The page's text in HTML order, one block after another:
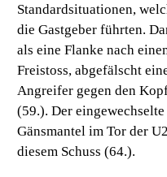
Standardsituationen,
die Gastgeber führten.
als eine Flanke nach
Freistoss, abgefälscht
Angreifer gegen den
(59.). Der
Gänsmantel im Tor der
diesem Schuss (64.).